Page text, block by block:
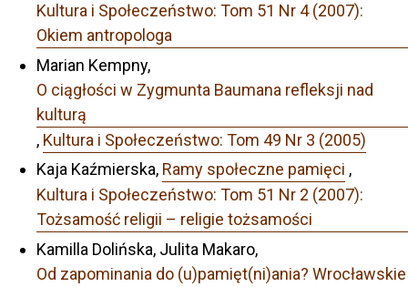
Kultura i Społeczeństwo: Tom 51 Nr 4 (2007):
Okiem antropologa
Marian Kempny,
O ciągłości w Zygmunta Baumana refleksji nad
kulturą
, Kultura i Społeczeństwo: Tom 49 Nr 3 (2005)
Kaja Kaźmierska, Ramy społeczne pamięci ,
Kultura i Społeczeństwo: Tom 51 Nr 2 (2007):
Tożsamość religii – religie tożsamości
Kamilla Dolińska, Julita Makaro,
Od zapominania do (u)pamięt(ni)ania? Wrocławskie